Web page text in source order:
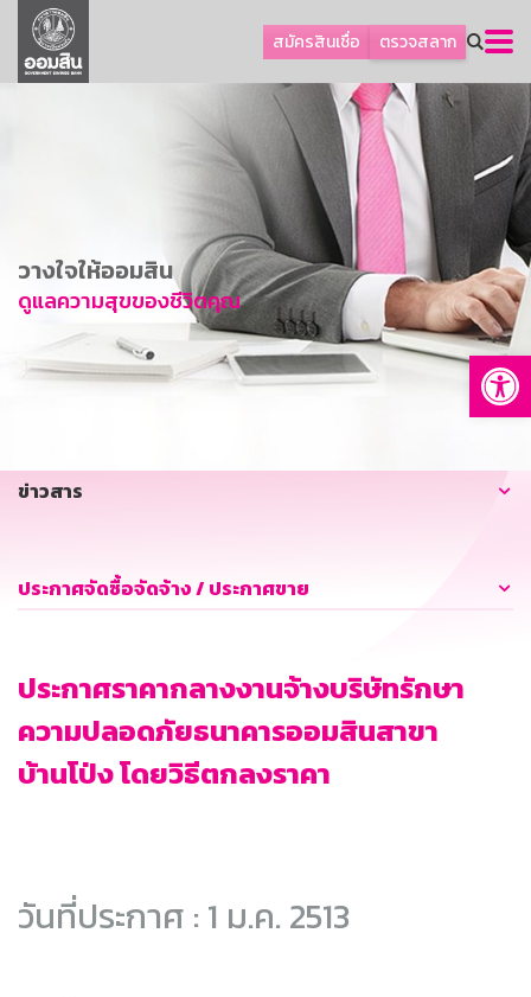
สมัครสินเชื่อ ตรวจสลาก
ลูกค้าธุรกิจ
ลูกค้าผู้ประกอบรายย่อย
การพัฒนาที่ยั่งยืน
ข่าวสาร
บริการทางการเงิน
อื่นๆ
วางใจให้ออมสิน
ดูแลความสุขของชีวิตคุณ
ข่าวสาร
ประกาศจัดซื้อจัดจ้าง / ประกาศขาย
ประกาศราคากลางงานจ้างบริษัทรักษา
ความปลอดภัยธนาคารออมสินสาขา
บ้านโป่ง โดยวิธีตกลงราคา
วันที่ประกาศ : 1 ม.ค. 2513